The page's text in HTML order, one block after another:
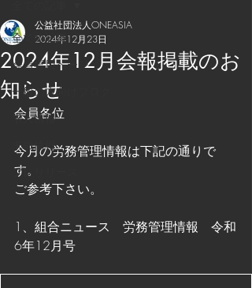
全ての記事
会員専用ページ
一般の方向けブログ
求人情報
求職情報
プレリリース
2024年12月会報掲載のお
知らせ
公益社団法人ONEASIA
2024年12月23日
会員各位
今月の労務管理情報は下記の通りで
す。
ご参考下さい。
1、組合ニュース　労務管理情報　令和
6年12月号